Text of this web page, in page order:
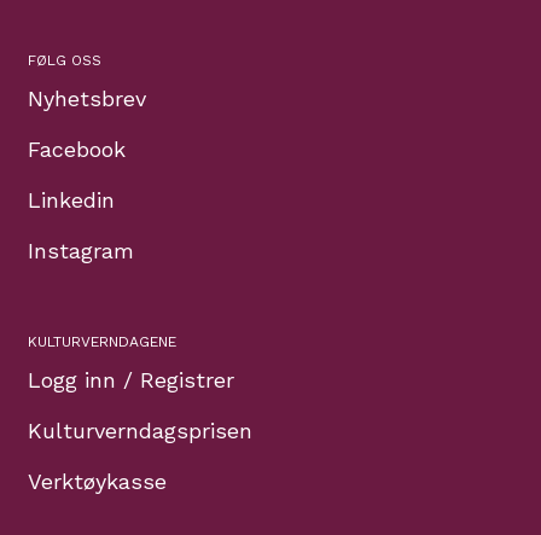
FØLG OSS
Nyhetsbrev
Facebook
Linkedin
Instagram
KULTURVERNDAGENE
Logg inn / Registrer
Kulturverndagsprisen
Verktøykasse